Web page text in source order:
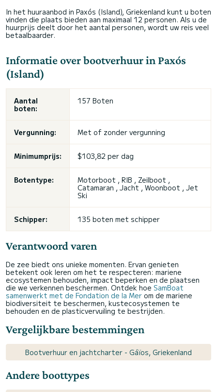
In het huuraanbod in Paxós (Island), Griekenland kunt u boten
vinden die plaats bieden aan maximaal 12 personen. Als u de
huurprijs deelt door het aantal personen, wordt uw reis veel
betaalbaarder.
Informatie over bootverhuur in Paxós
(Island)
Aantal
boten:
157 Boten
Vergunning: Met of zonder vergunning
Minimumprijs: $103,82 per dag
Botentype:
Motorboot , RIB , Zeilboot ,
Catamaran , Jacht , Woonboot , Jet
Ski
Schipper: 135 boten met schipper
Verantwoord varen
De zee biedt ons unieke momenten. Ervan genieten
betekent ook leren om het te respecteren: mariene
ecosystemen behouden, impact beperken en de plaatsen
die we verkennen beschermen. Ontdek hoe SamBoat
samenwerkt met de Fondation de la Mer om de mariene
biodiversiteit te beschermen, kustecosystemen te
behouden en de plasticvervuiling te bestrijden.
Vergelijkbare bestemmingen
Bootverhuur en jachtcharter - Gáïos, Griekenland
Andere boottypes